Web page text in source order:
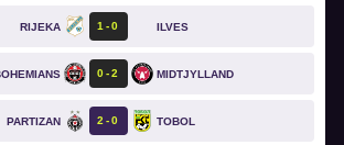
RIJEKA 1 0 ILVES
0 2 MIDTJYLLAND
PARTIZAN 2 0 TOBOL